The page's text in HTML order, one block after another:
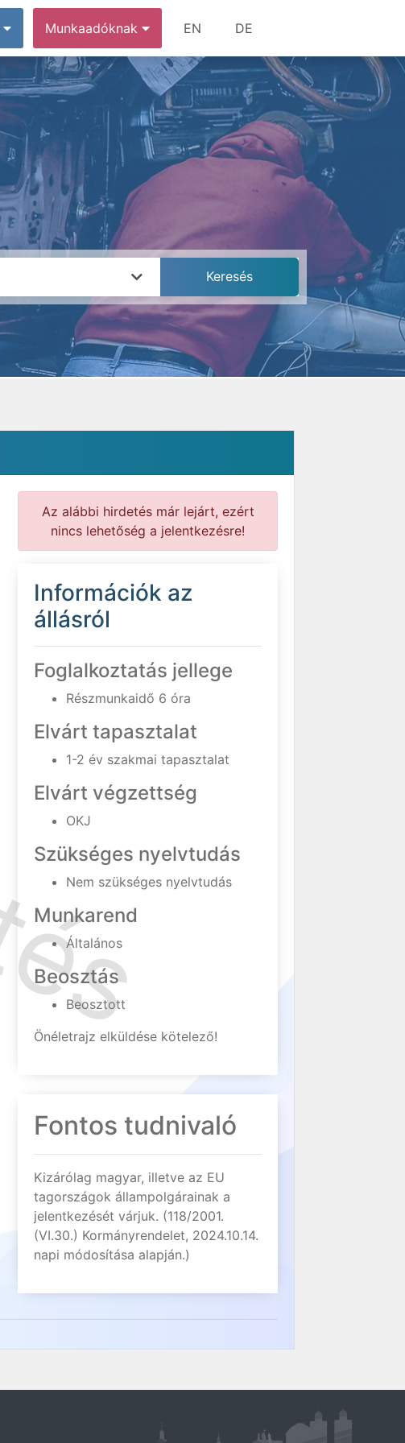
Munkaadóknak EN DE
Az alábbi hirdetés már lejárt, ezért
nincs lehetőség a jelentkezésre!
Információk az
állásról
Foglalkoztatás jellege
Részmunkaidő 6 óra
Elvárt tapasztalat
1-2 év szakmai tapasztalat
Elvárt végzettség
OKJ
Szükséges nyelvtudás
Nem szükséges nyelvtudás
Munkarend
Általános
Beosztás
Beosztott
Önéletrajz elküldése kötelező!
Fontos tudnivaló
Kizárólag magyar, illetve az EU
tagországok állampolgárainak a
jelentkezését várjuk. (118/2001.
(VI.30.) Kormányrendelet, 2024.10.14.
napi módosítása alapján.)